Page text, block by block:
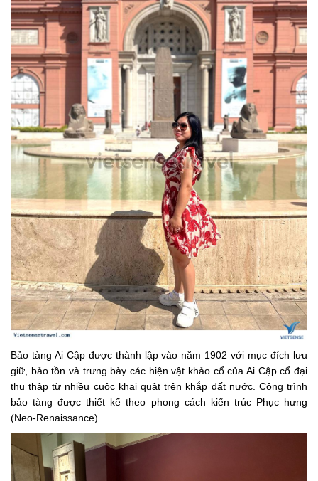
Bảo tàng Ai Cập được thành lập vào năm 1902 với mục đích lưu
giữ, bảo tồn và trưng bày các hiện vật khảo cổ của Ai Cập cổ đại
thu thập từ nhiều cuộc khai quật trên khắp đất nước. Công trình
bảo tàng được thiết kế theo phong cách kiến trúc Phục hưng
(Neo-Renaissance).